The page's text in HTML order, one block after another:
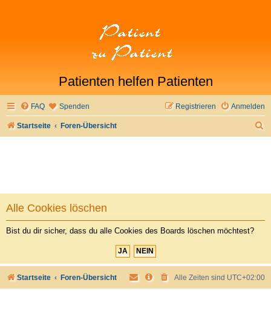
Patienten helfen Patienten
FAQ Spenden Anmelden
Registrieren
Startseite Foren-Übersicht
Alle Cookies löschen
Bist du dir sicher, dass du alle Cookies des Boards löschen möchtest?
Startseite Foren-Übersicht Alle Zeiten sind UTC+02:00